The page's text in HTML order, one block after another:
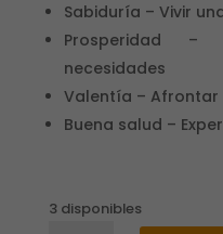
Sabiduría – Vivir
Prosperidad –
necesidades
Valentía – Afrontar
Buena salud –
3 disponibles